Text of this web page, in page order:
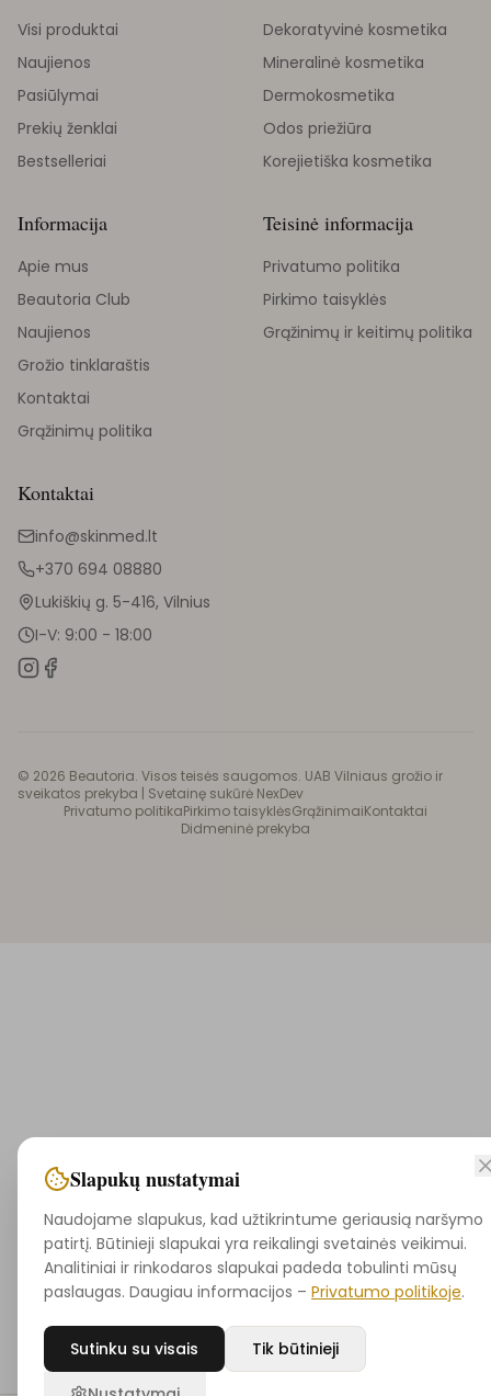
Visi produktai
Naujienos
Pasiūlymai
Prekių ženklai
Bestselleriai
Dekoratyvinė kosmetika
Mineralinė kosmetika
Dermokosmetika
Odos priežiūra
Korejietiška kosmetika
Informacija
Apie mus
Beautoria Club
Naujienos
Grožio tinklaraštis
Kontaktai
Grąžinimų politika
Teisinė informacija
Privatumo politika
Pirkimo taisyklės
Grąžinimų ir keitimų politika
Kontaktai
info@skinmed.lt
+370 694 08880
Lukiškių g. 5-416, Vilnius
I-V: 9:00 - 18:00
© 2026 Beautoria. Visos teisės saugomos. UAB Vilniaus grožio ir
sveikatos prekyba | Svetainę sukūrė NexDev
Privatumo politikaPirkimo taisyklėsGrąžinimaiKontaktai
Didmeninė prekyba
Slapukų nustatymai
Naudojame slapukus, kad užtikrintume geriausią naršymo
patirtį. Būtinieji slapukai yra reikalingi svetainės veikimui.
Analitiniai ir rinkodaros slapukai padeda tobulinti mūsų
paslaugas. Daugiau informacijos – Privatumo politikoje.
Sutinku su visais Tik būtinieji